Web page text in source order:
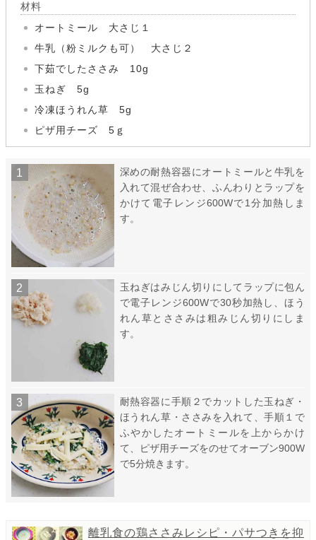
材料
オートミール 大さじ１
牛乳（粉ミルクも可） 大さじ２
下茹でしたささみ 10g
玉ねぎ 5g
冷凍ほうれん草 5g
ピザ用チーズ 5ｇ
深めの耐熱容器にオートミールと牛乳を
入れて混ぜ合わせ、ふんわりとラップを
かけて電子レンジ600Wで1分加熱しま
す。
玉ねぎはみじん切りにしてラップに包ん
で電子レンジ600Wで30秒加熱し、ほう
れん草とささみは粗みじん切りにしま
す。
耐熱容器に手順２でカットした玉ねぎ・
ほうれん草・ささみを入れて、手順１で
ふやかしたオートミールを上からかけ
て、ピザ用チーズをのせてオーブン900W
で5分焼きます。
離乳食の鶏ささみレシピ・パサつきを抑